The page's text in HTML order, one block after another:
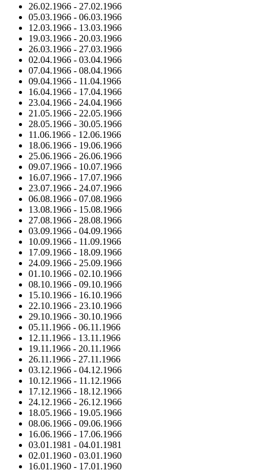
26.02.1966 - 27.02.1966
05.03.1966 - 06.03.1966
12.03.1966 - 13.03.1966
19.03.1966 - 20.03.1966
26.03.1966 - 27.03.1966
02.04.1966 - 03.04.1966
07.04.1966 - 08.04.1966
09.04.1966 - 11.04.1966
16.04.1966 - 17.04.1966
23.04.1966 - 24.04.1966
21.05.1966 - 22.05.1966
28.05.1966 - 30.05.1966
11.06.1966 - 12.06.1966
18.06.1966 - 19.06.1966
25.06.1966 - 26.06.1966
09.07.1966 - 10.07.1966
16.07.1966 - 17.07.1966
23.07.1966 - 24.07.1966
06.08.1966 - 07.08.1966
13.08.1966 - 15.08.1966
27.08.1966 - 28.08.1966
03.09.1966 - 04.09.1966
10.09.1966 - 11.09.1966
17.09.1966 - 18.09.1966
24.09.1966 - 25.09.1966
01.10.1966 - 02.10.1966
08.10.1966 - 09.10.1966
15.10.1966 - 16.10.1966
22.10.1966 - 23.10.1966
29.10.1966 - 30.10.1966
05.11.1966 - 06.11.1966
12.11.1966 - 13.11.1966
19.11.1966 - 20.11.1966
26.11.1966 - 27.11.1966
03.12.1966 - 04.12.1966
10.12.1966 - 11.12.1966
17.12.1966 - 18.12.1966
24.12.1966 - 26.12.1966
18.05.1966 - 19.05.1966
08.06.1966 - 09.06.1966
16.06.1966 - 17.06.1966
03.01.1981 - 04.01.1981
02.01.1960 - 03.01.1960
16.01.1960 - 17.01.1960